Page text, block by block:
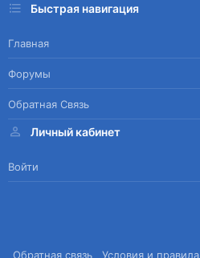
Быстрая навигация
Главная
Форумы
Обратная Связь
Личный кабинет
Войти
Обратная связь Условия и правила